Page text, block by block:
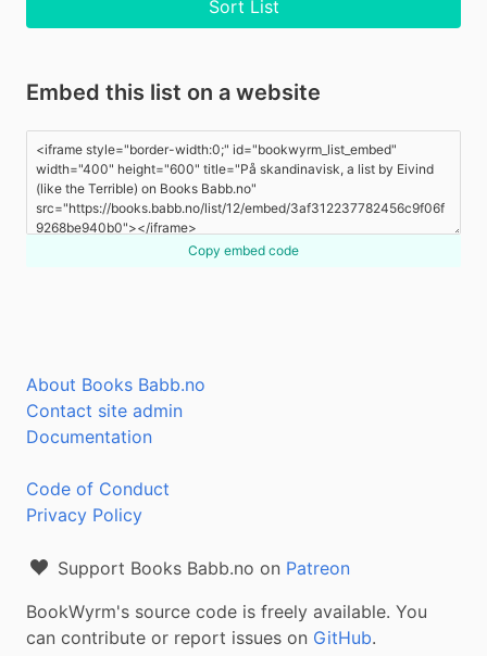
Sort List
Embed this list on a website
Copy embed code
About Books Babb.no
Contact site admin
Documentation
Code of Conduct
Privacy Policy
Support Books Babb.no on Patreon
BookWyrm's source code is freely available. You
can contribute or report issues on GitHub.